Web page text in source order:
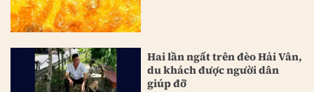
Hai lần ngất trên đèo Hải Vân,
du khách được người dân
giúp đỡ